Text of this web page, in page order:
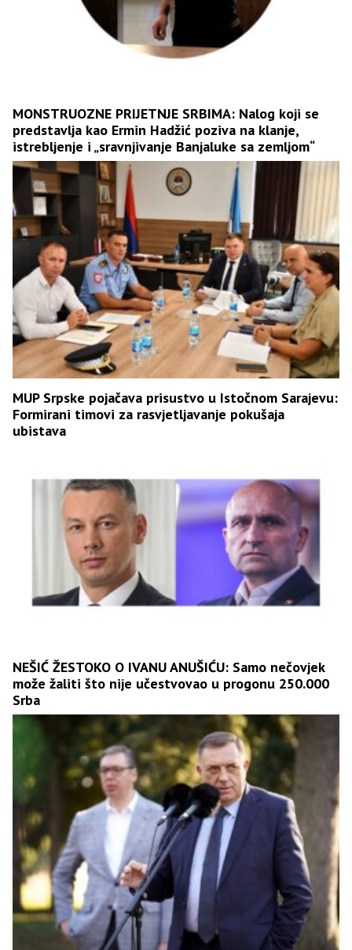
MONSTRUOZNE PRIJETNJE SRBIMA: Nalog koji se
predstavlja kao Ermin Hadžić poziva na klanje,
istrebljenje i „sravnjivanje Banjaluke sa zemljom“
MUP Srpske pojačava prisustvo u Istočnom Sarajevu:
Formirani timovi za rasvjetljavanje pokušaja
ubistava
NEŠIĆ ŽESTOKO O IVANU ANUŠIĆU: Samo nečovjek
može žaliti što nije učestvovao u progonu 250.000
Srba